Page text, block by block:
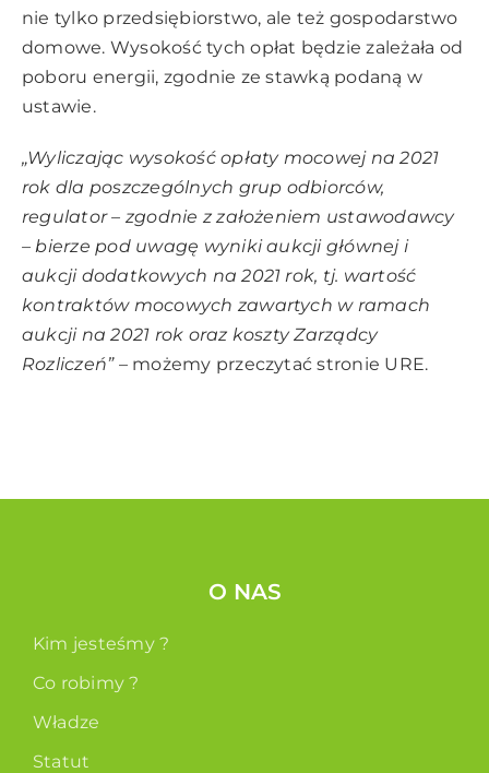
nie tylko przedsiębiorstwo, ale też gospodarstwo
domowe. Wysokość tych opłat będzie zależała od
poboru energii, zgodnie ze stawką podaną w
ustawie.
„Wyliczając wysokość opłaty mocowej na 2021
rok dla poszczególnych grup odbiorców,
regulator – zgodnie z założeniem ustawodawcy
– bierze pod uwagę wyniki aukcji głównej i
aukcji dodatkowych na 2021 rok, tj. wartość
kontraktów mocowych zawartych w ramach
aukcji na 2021 rok oraz koszty Zarządcy
Rozliczeń”– możemy przeczytać stronie URE.
O NAS
Kim jesteśmy ?
Co robimy ?
Władze
Statut